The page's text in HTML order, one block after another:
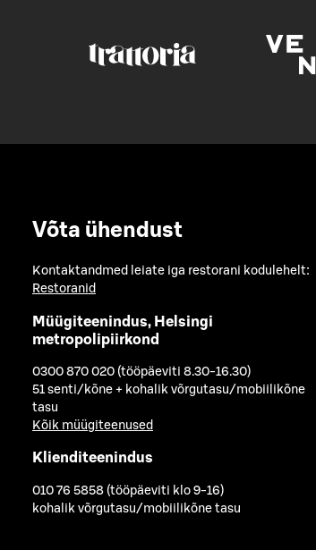
Võta ühendust
Kontaktandmed leiate iga restorani kodulehelt:
Restoranid
Müügiteenindus, Helsingi
metropolipiirkond
0300 870 020 (tööpäeviti 8.30-16.30)
51 senti/kõne + kohalik võrgutasu/mobiilikõne
tasu
Kõik müügiteenused
Klienditeenindus
010 76 5858 (tööpäeviti klo 9-16)
kohalik võrgutasu/mobiilikõne tasu